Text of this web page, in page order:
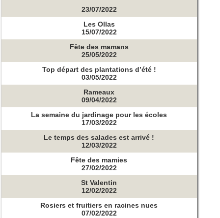
23/07/2022
Les Ollas
15/07/2022
Fête des mamans
25/05/2022
Top départ des plantations d’été !
03/05/2022
Rameaux
09/04/2022
La semaine du jardinage pour les écoles
17/03/2022
Le temps des salades est arrivé !
12/03/2022
Fête des mamies
27/02/2022
St Valentin
12/02/2022
Rosiers et fruitiers en racines nues
07/02/2022